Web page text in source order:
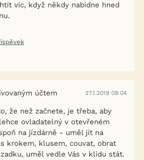
víc, když někdy nabídne hned
účtem 27.1.2019 09:04
že než začnete, je třeba, aby
ovladatelný v otevřeném
na jízdárně - uměl jít na
krokem, klusem, couvat, obrat
uměl vedle Vás v klidu stát.